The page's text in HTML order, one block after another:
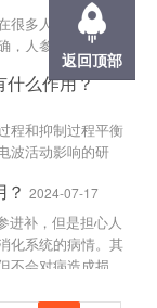
多人眼中是包治
人参是非常具备
它也有很高的认可
统、消化系统、
什么作用？
程和抑制过程平衡
波活动影响的研
。由于同时作用
2024-07-17
进补，但是担心人
化系统的病情。其
不会对病造成损
返回顶部